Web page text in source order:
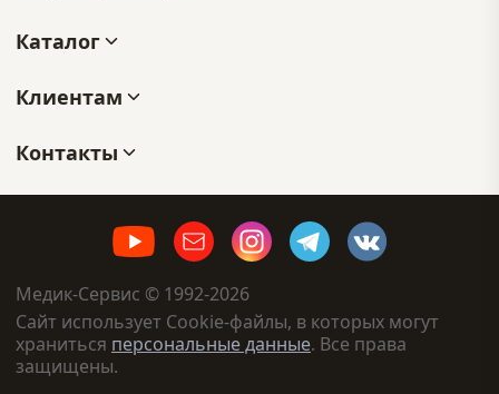
Каталог
Клиентам
Контакты
Медик-Сервис © 1992-2026
Сайт использует Cookie-файлы, в которых могут
храниться персональные данные. Все права
защищены.